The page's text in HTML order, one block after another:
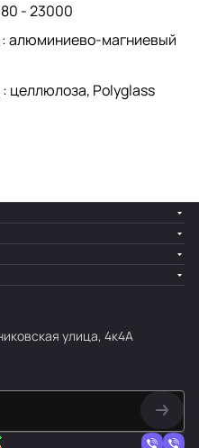
- 23000
алюминиево-магниевый
целлюлоза, Polyglass
улица, 4к4А